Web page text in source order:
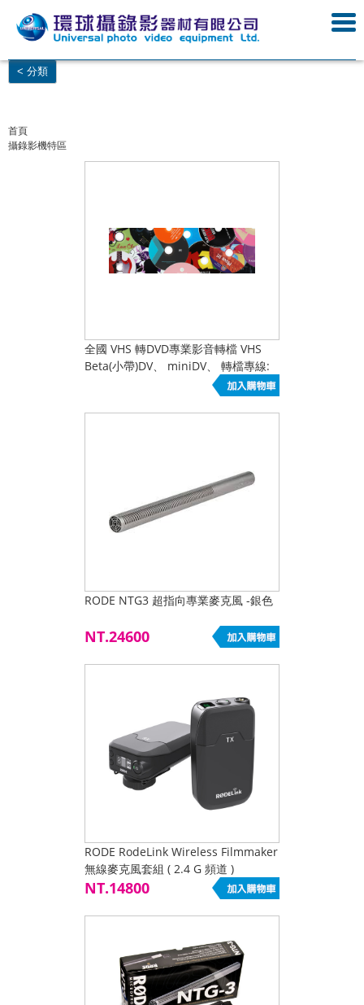
< 分類
首頁
攝錄影機特區
全國 VHS 轉DVD專業影音轉檔 VHS
Beta(小帶)DV、 miniDV、 轉檔專線:
RODE NTG3 超指向專業麥克風 -銀色
NT.24600
RODE RodeLink Wireless Filmmaker
無線麥克風套組 ( 2.4 G 頻道 )
NT.14800